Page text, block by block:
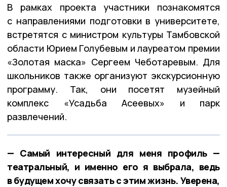
В рамках проекта участники познакомятся
с направлениями подготовки в университете,
встретятся с министром культуры Тамбовской
области Юрием Голубевым и лауреатом премии
«Золотая маска» Сергеем Чеботаревым. Для
школьников также организуют экскурсионную
программу. Так, они посетят музейный
комплекс «Усадьба Асеевых» и парк
развлечений.
— Самый интересный для меня профиль —
театральный, и именно его я выбрала, ведь
в будущем хочу связать с этим жизнь. Уверена,